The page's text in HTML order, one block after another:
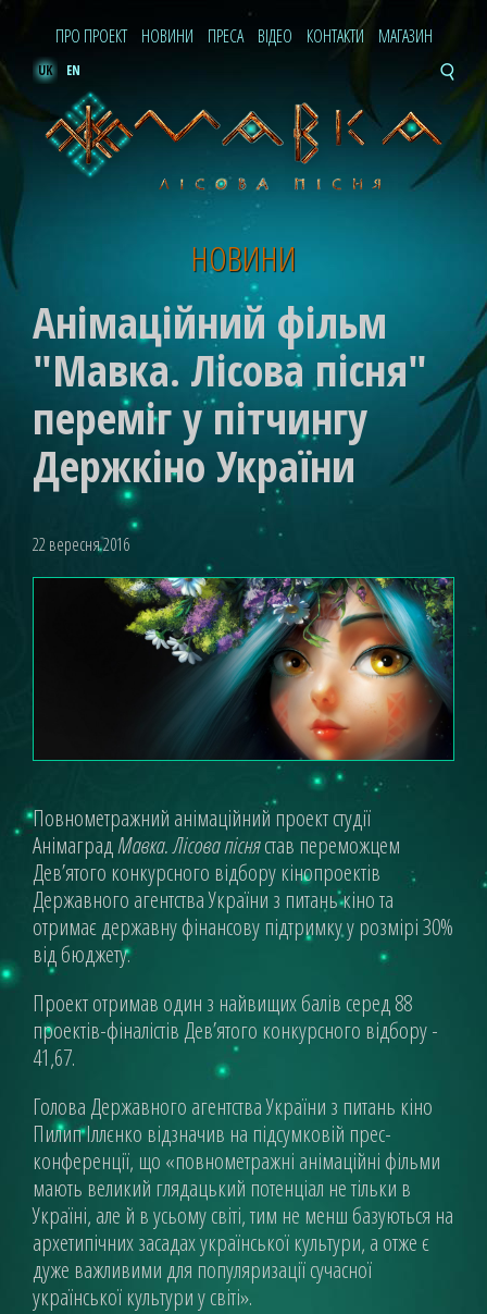
ПРО ПРОЕКТ НОВИНИ ПРЕСА ВІДЕО КОНТАКТИ МАГАЗИН
UK EN
НОВИНИ
Анімаційний фільм
"Мавка. Лісова пісня"
переміг у пітчингу
Держкіно України
22 вересня 2016
Повнометражний анімаційний проект студії
АнімаградМавка. Лісова піснястав переможцем
Дев’ятого конкурсного відбору кінопроектів
Державного агентства України з питань кіно та
отримає державну фінансову підтримку у розмірі 30%
від бюджету.
Проект отримав один з найвищих балів серед 88
проектів-фіналістів Дев’ятого конкурсного відбору -
41,67.
Голова Державного агентства України з питань кіно
Пилип Іллєнко відзначив на підсумковій прес-
конференції, що «повнометражні анімаційні фільми
мають великий глядацький потенціал не тільки в
Україні, але й в усьому світі, тим не менш базуються на
архетипічних засадах української культури, а отже є
дуже важливими для популяризації сучасної
української культури у світі».